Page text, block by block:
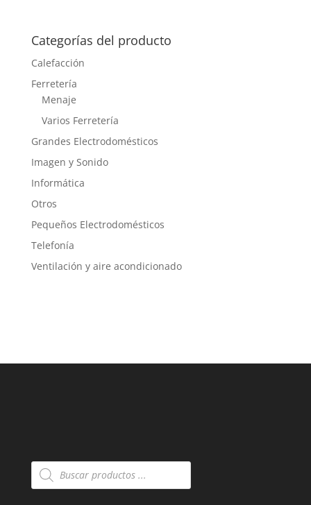
Categorías del producto
Calefacción
Ferretería
Menaje
Varios Ferretería
Grandes Electrodomésticos
Imagen y Sonido
Informática
Otros
Pequeños Electrodomésticos
Telefonía
Ventilación y aire acondicionado
Búsqueda
de